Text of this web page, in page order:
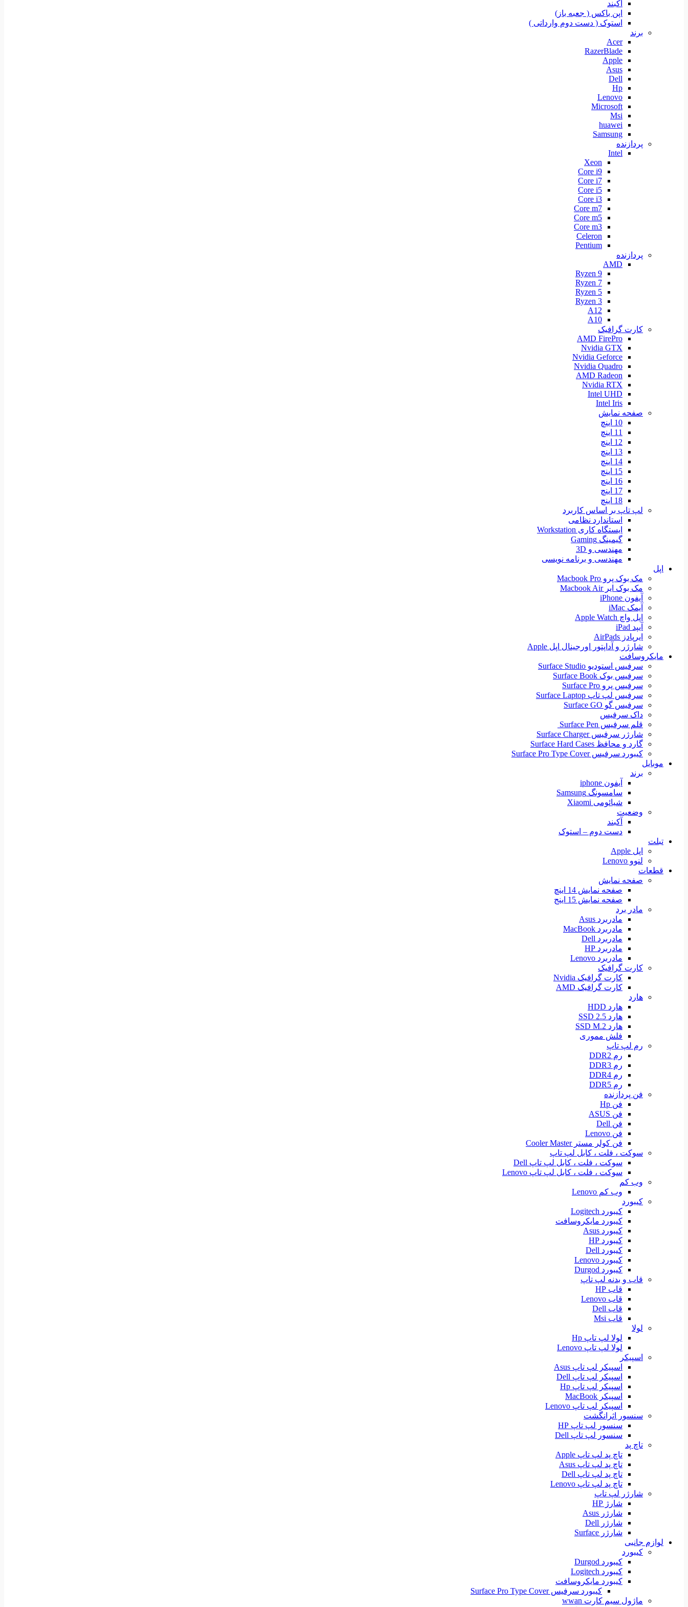
آکبند
اپن باکس ( جعبه باز)
استوک ( دست دوم وارداتی )
برند
Acer
RazerBlade
Apple
Asus
Dell
Hp
Lenovo
Microsoft
Msi
huawei
Samsung
پردازنده
Intel
Xeon
Core i9
Core i7
Core i5
Core i3
Core m7
Core m5
Core m3
Celeron
Pentium
پردازنده
AMD
Ryzen 9
Ryzen 7
Ryzen 5
Ryzen 3
A12
A10
کارت گرافیک
AMD FirePro
Nvidia GTX
Nvidia Geforce
Nvidia Quadro
AMD Radeon
Nvidia RTX
Intel UHD
Intel Iris
صفحه نمایش
10 اینچ
11 اینچ
12 اینچ
13 اینچ
14 اینچ
15 اینچ
16 اینچ
17 اینچ
18 اینچ
لپ تاپ بر اساس کاربرد
استاندارد نظامی
ایستگاه کاری Workstation
گیمینگ Gaming
مهندسی و 3D
مهندسی و برنامه نویسی
اپل
مک بوک پرو Macbook Pro
مک بوک ایر Macbook Air
آیفون iPhone
آیمک iMac
اپل واچ Apple Watch
آیپد iPad
ایرپادز AirPads
شارژر و آداپتور اورجینال اپل Apple
مایکروسافت
سرفیس استودیو Surface Studio
سرفیس بوک Surface Book
سرفیس پرو Surface Pro
سرفیس لپ تاپ Surface Laptop
سرفیس گو Surface GO
داک سرفیس
قلم سرفیس Surface Pen
شارژر سرفیس Surface Charger
گارد و محافظ Surface Hard Cases
کیبورد سرفیس Surface Pro Type Cover
موبایل
برند
آیفون iphone
سامسونگ Samsung
شیائومی Xiaomi
وضعیت
آکبند
دست دوم – استوک
تبلت
اپل Apple
لنوو Lenovo
قطعات
صفحه نمایش
صفحه نمایش 14 اینچ
صفحه نمایش 15 اینج
مادر برد
مادربرد Asus
مادربرد MacBook
مادربرد Dell
مادربرد HP
مادربرد Lenovo
کارت گرافیک
کارت گرافیک Nvidia
کارت گرافیک AMD
هارد
هارد HDD
هارد SSD 2.5
هارد SSD M.2
فلش مموری
رم لپ تاپ
رم DDR2
رم DDR3
رم DDR4
رم DDR5
فن پردازنده
فن Hp
فن ASUS
فن Dell
فن Lenovo
فن کولر مستر Cooler Master
سوکت ، فلت ، کابل لپ تاپ
سوکت ، فلت ، کابل لپ تاپ Dell
سوکت ، فلت ، کابل لپ تاپ Lenovo
وب کم
وب کم Lenovo
کیبورد
کیبورد Logitech
کیبورد مایکروسافت
کیبورد Asus
کیبورد HP
کیبورد Dell
کیبورد Lenovo
کیبورد Durgod
قاب و بدنه لپ تاپ
قاب HP
قاب Lenovo
قاب Dell
قاب Msi
لولا
لولا لپ تاپ Hp
لولا لپ تاپ Lenovo
اسپیکر
اسپیکر لپ تاپ Asus
اسپیکر لپ تاپ Dell
اسپیکر لپ تاپ Hp
اسپیکر MacBook
اسپیکر لپ تاپ Lenovo
سنسور اثرانگشت
سنسور لپ تاپ HP
سنسور لپ تاپ Dell
تاچ پد
تاچ پد لپ تاپ Apple
تاچ پد لپ تاپ Asus
تاچ پد لپ تاپ Dell
تاچ پد لپ تاپ Lenovo
شارژر لپ تاپ
شارژ HP
شارژر Asus
شارژر Dell
شارژر Surface
لوازم جانبی
کیبورد
کیبورد Durgod
کیبورد Logitech
کیبورد مایکروسافت
کیبورد سرفیس Surface Pro Type Cover
ماژول سیم کارت wwan